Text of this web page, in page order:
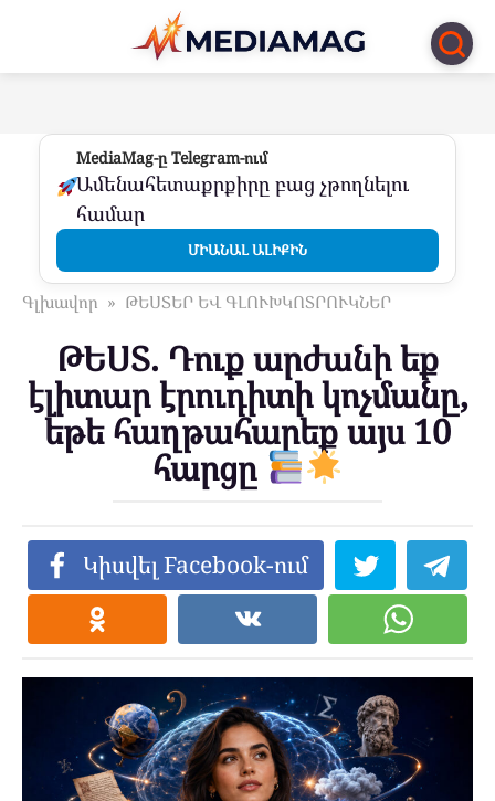
Перейти
контенту
MediaMag-ը Telegram-ում
Ամենահետաքրքիրը բաց չթողնելու
համար
ՄԻԱՆԱԼ ԱԼԻՔԻՆ
Գլխավոր » ԹԵՍՏԵՐ ԵՎ ԳԼՈՒԽԿՈՏՐՈՒԿՆԵՐ
ԹԵՍՏ. Դուք արժանի եք
էլիտար էրուդիտի կոչմանը,
եթե հաղթահարեք այս 10
հարցը
Կիսվել Facebook-ում